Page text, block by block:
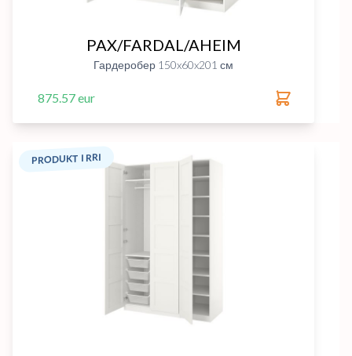
PAX/FARDAL/AHEIM
Гардеробер 150x60x201 см
875.57 eur
PRODUKT I RRI